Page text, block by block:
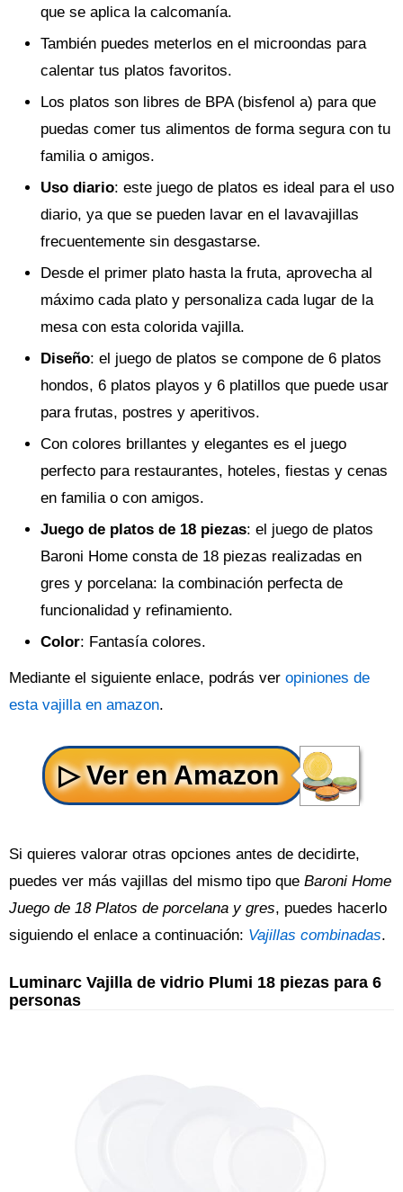
que se aplica la calcomanía.
También puedes meterlos en el microondas para
calentar tus platos favoritos.
Los platos son libres de BPA (bisfenol a) para que
puedas comer tus alimentos de forma segura con tu
familia o amigos.
Uso diario: este juego de platos es ideal para el uso
diario, ya que se pueden lavar en el lavavajillas
frecuentemente sin desgastarse.
Desde el primer plato hasta la fruta, aprovecha al
máximo cada plato y personaliza cada lugar de la
mesa con esta colorida vajilla.
Diseño: el juego de platos se compone de 6 platos
hondos, 6 platos playos y 6 platillos que puede usar
para frutas, postres y aperitivos.
Con colores brillantes y elegantes es el juego
perfecto para restaurantes, hoteles, fiestas y cenas
en familia o con amigos.
Juego de platos de 18 piezas: el juego de platos
Baroni Home consta de 18 piezas realizadas en
gres y porcelana: la combinación perfecta de
funcionalidad y refinamiento.
Color: Fantasía colores.
Mediante el siguiente enlace, podrás ver opiniones de
esta vajilla en amazon.
Si quieres valorar otras opciones antes de decidirte,
puedes ver más vajillas del mismo tipo que Baroni Home
Juego de 18 Platos de porcelana y gres, puedes hacerlo
siguiendo el enlace a continuación: Vajillas combinadas.
Luminarc Vajilla de vidrio Plumi 18 piezas para 6
personas